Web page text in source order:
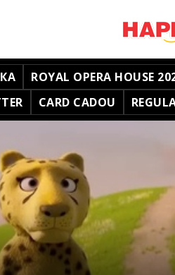
ROYAL OPERA HOUSE
CARD CADOU